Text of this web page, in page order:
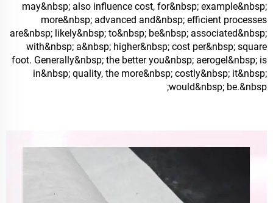
may&nbsp; also influence cost, for&nbsp; example&nbsp;
more&nbsp; advanced and&nbsp; efficient processes
are&nbsp; likely&nbsp; to&nbsp; be&nbsp; associated&nbsp;
with&nbsp; a&nbsp; higher&nbsp; cost per&nbsp; square
foot. Generally&nbsp; the better you&nbsp; aerogel&nbsp; is
in&nbsp; quality, the more&nbsp; costly&nbsp; it&nbsp;
would&nbsp; be.&nbsp;